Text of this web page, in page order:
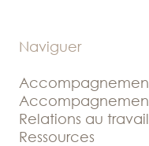
Naviguer
Relations au travail
Ressources